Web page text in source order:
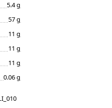
5.4 g
57 g
11 g
11 g
11 g
0.06 g